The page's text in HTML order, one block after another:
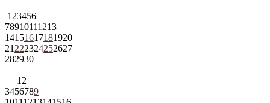
1 23456
78910111213
14151617181920
21 222324252627
282930
1 2
3456789